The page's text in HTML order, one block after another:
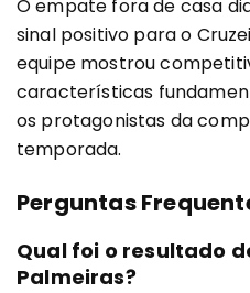
O empate fora de casa
sinal positivo para o
equipe mostrou
características
os protagonistas da
temporada.
Perguntas
Qual foi o resultado
Palmeiras?